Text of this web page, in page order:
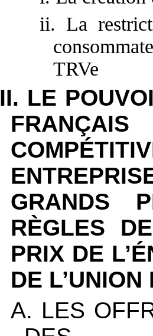
ii. La
TRVe
II. LE
GRANDS
RÈGLES
PRIX DE
DE
A. LES